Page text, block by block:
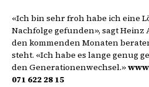
«Ich bin sehr froh habe ich eine
Nachfolge gefunden», sagt Heinz
den kommenden Monaten
steht. «Ich habe es lange genug
den Generationenwechsel.»
071 622 28 15